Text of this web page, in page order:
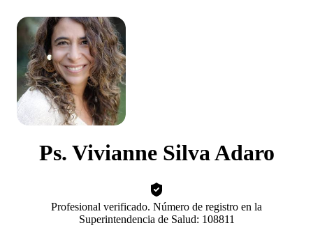
Ps. Vivianne Silva Adaro
Profesional verificado. Número de registro en la
Superintendencia de Salud: 108811